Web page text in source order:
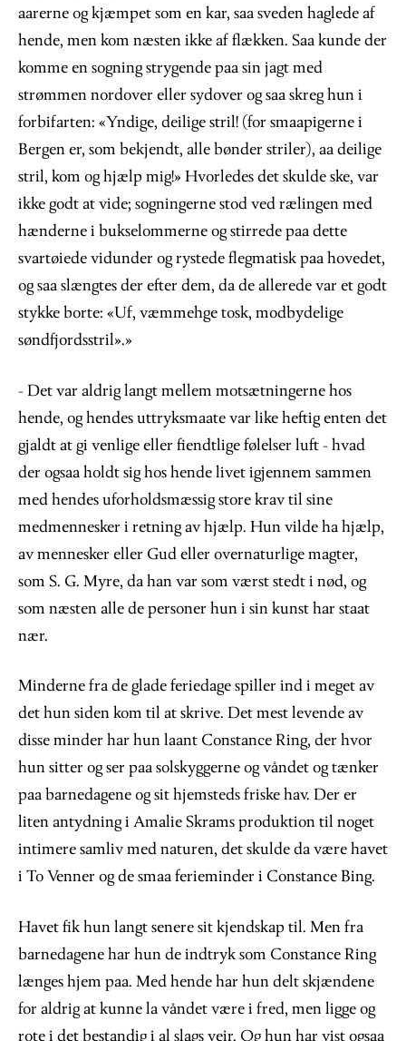
aarerne og kjæmpet som en kar, saa sveden haglede af
hende, men kom næsten ikke af flækken. Saa kunde der
komme en sogning strygende paa sin jagt med
strømmen nordover eller sydover og saa skreg hun i
forbifarten: «Yndige, deilige stril! (for smaapigerne i
Bergen er, som bekjendt, alle bønder striler), aa deilige
stril, kom og hjælp mig!» Hvorledes det skulde ske, var
ikke godt at vide; sogningerne stod ved rælingen med
hænderne i bukselommerne og stirrede paa dette
svartøiede vidunder og rystede flegmatisk paa hovedet,
og saa slængtes der efter dem, da de allerede var et godt
stykke borte: «Uf, væmmehge tosk, modbydelige
søndfjordsstril».»
- Det var aldrig langt mellem motsætningerne hos
hende, og hendes uttryksmaate var like heftig enten det
gjaldt at gi venlige eller fiendtlige følelser luft - hvad
der ogsaa holdt sig hos hende livet igjennem sammen
med hendes uforholdsmæssig store krav til sine
medmennesker i retning av hjælp. Hun vilde ha hjælp,
av mennesker eller Gud eller overnaturlige magter,
som S. G. Myre, da han var som værst stedt i nød, og
som næsten alle de personer hun i sin kunst har staat
nær.
Minderne fra de glade feriedage spiller ind i meget av
det hun siden kom til at skrive. Det mest levende av
disse minder har hun laant Constance Ring, der hvor
hun sitter og ser paa solskyggerne og våndet og tænker
paa barnedagene og sit hjemsteds friske hav. Der er
liten antydning i Amalie Skrams produktion til noget
intimere samliv med naturen, det skulde da være havet
i To Venner og de smaa ferieminder i Constance Bing.
Havet fik hun langt senere sit kjendskap til. Men fra
barnedagene har hun de indtryk som Constance Ring
længes hjem paa. Med hende har hun delt skjændene
for aldrig at kunne la våndet være i fred, men ligge og
rote i det bestandig i al slags veir. Og hun har vist ogsaa